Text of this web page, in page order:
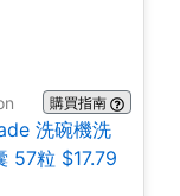
購買指南
洗碗機洗
57粒 $17.79